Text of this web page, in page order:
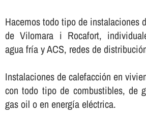
Hacemos todo tipo de instalaciones
de Vilomara i Rocafort,
agua frí­a y ACS, redes de
Instalaciones de calefacción en
con todo tipo de combustibles, de
gas oil o en energí­a eléctrica.